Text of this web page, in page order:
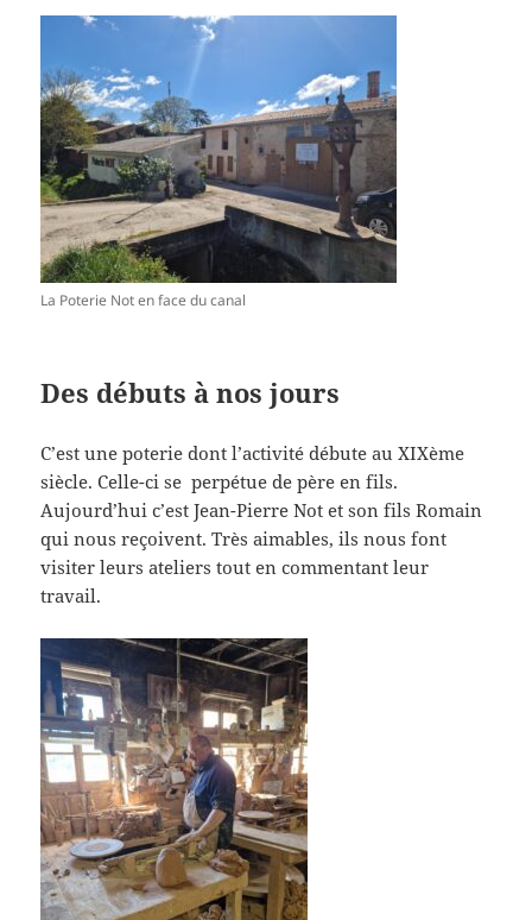
La Poterie Not en face du canal
Des débuts à nos jours
C’est une poterie dont l’activité débute au XIXème
siècle. Celle-ci se perpétue de père en fils.
Aujourd’hui c’est Jean-Pierre Not et son fils Romain
qui nous reçoivent. Très aimables, ils nous font
visiter leurs ateliers tout en commentant leur
travail.